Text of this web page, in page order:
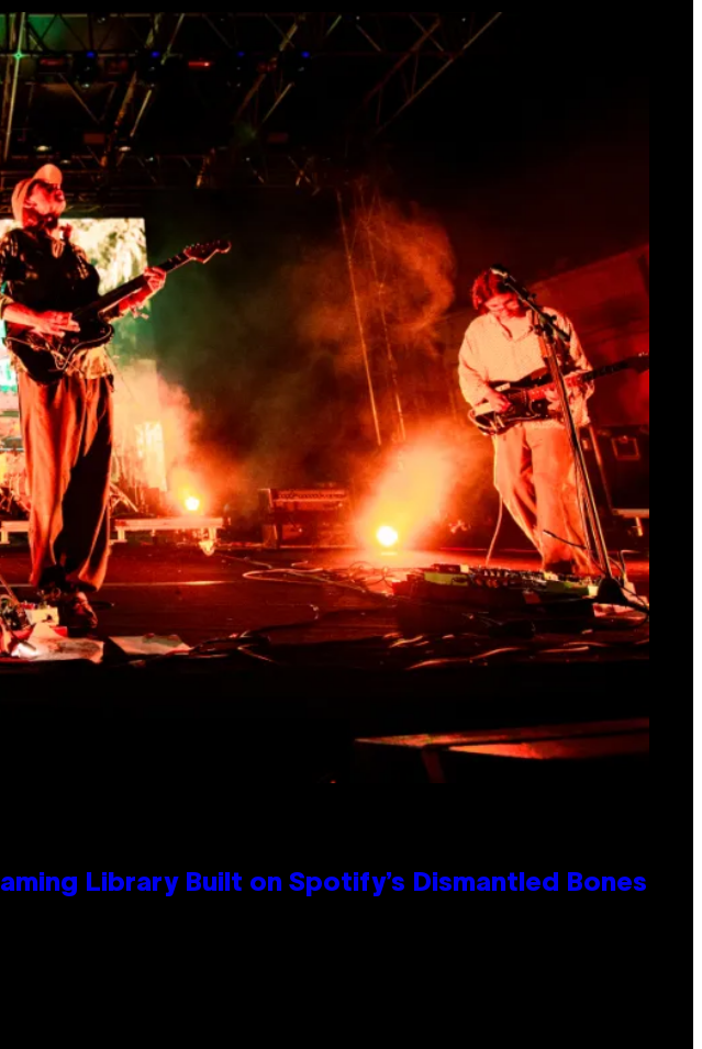
Library Built on Spotify’s Dismantled Bones